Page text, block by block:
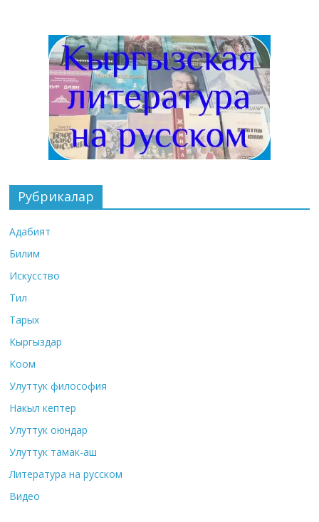
Рубрикалар
Адабият
Билим
Искусство
Тил
Тарых
Кыргыздар
Коом
Улуттук философия
Накыл кептер
Улуттук оюндар
Улуттук тамак-аш
Литература на русском
Видео